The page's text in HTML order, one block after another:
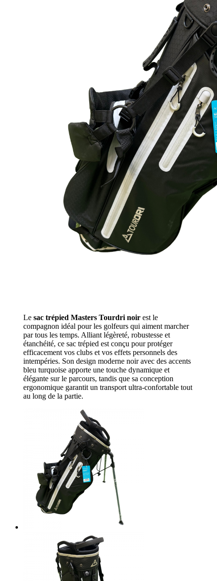
Le sac trépied Masters Tourdri noir est le
compagnon idéal pour les golfeurs qui aiment marcher
par tous les temps. Alliant légèreté, robustesse et
étanchéité, ce sac trépied est conçu pour protéger
efficacement vos clubs et vos effets personnels des
intempéries. Son design moderne noir avec des accents
bleu turquoise apporte une touche dynamique et
élégante sur le parcours, tandis que sa conception
ergonomique garantit un transport ultra-confortable tout
au long de la partie.